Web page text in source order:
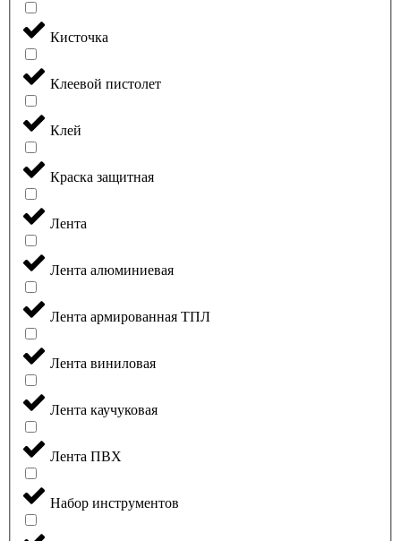
Кисточка
Клеевой пистолет
Клей
Краска защитная
Лента
Лента алюминиевая
Лента армированная ТПЛ
Лента виниловая
Лента каучуковая
Лента ПВХ
Набор инструментов